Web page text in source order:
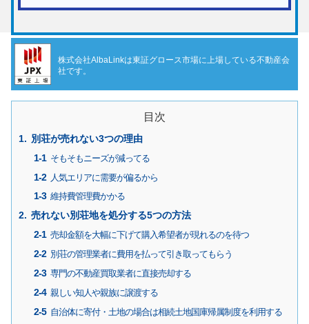
株式会社AlbaLinkは東証グロース市場に上場している不動産会
社です。
目次
別荘が売れない3つの理由
そもそもニーズが減ってる
人気エリアに需要が偏るから
維持費管理費かかる
売れない別荘地を処分する5つの方法
売却金額を大幅に下げて購入希望者が現れるのを待つ
別荘の管理業者に費用を払って引き取ってもらう
専門の不動産買取業者に直接売却する
親しい知人や親族に譲渡する
自治体に寄付・土地の場合は相続土地国庫帰属制度を利用する